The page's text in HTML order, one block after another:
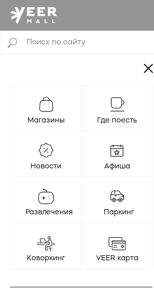
Магазины Где поесть
Новости
Паркинг
Афиша
Развлечения
VEER карта
Коворкинг